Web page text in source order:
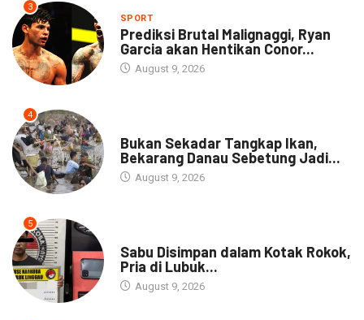
3
SPORT
Prediksi Brutal Malignaggi, Ryan
Garcia akan Hentikan Conor...
August 9, 2026
4
Bukan Sekadar Tangkap Ikan,
Bekarang Danau Sebetung Jadi...
August 9, 2026
5
Sabu Disimpan dalam Kotak Rokok,
Pria di Lubuk...
August 9, 2026